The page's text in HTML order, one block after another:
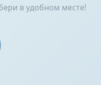
в удобном месте!